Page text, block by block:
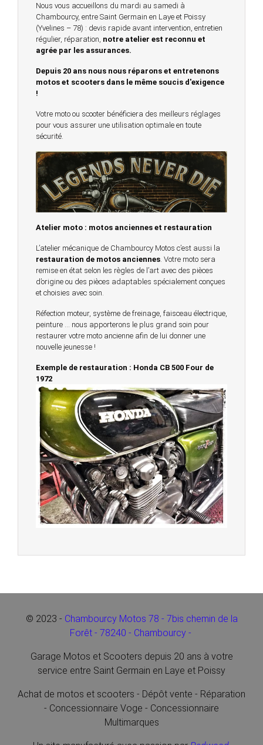
Nous vous accueillons du mardi au samedi à
Chambourcy, entre Saint Germain en Laye et Poissy
(Yvelines – 78) : devis rapide avant intervention, entretien
régulier, réparation, notre atelier est reconnu et
agrée par les assurances.
Depuis 20 ans nous nous réparons et entretenons
motos et scooters dans le même soucis d'exigence
!
Votre moto ou scooter bénéficiera des meilleurs réglages
pour vous assurer une utilisation optimale en toute
sécurité.
Atelier moto : motos anciennes et restauration
L’atelier mécanique de Chambourcy Motos c’est aussi la
restauration de motos anciennes . Votre moto sera
remise en état selon les règles de l’art avec des pièces
d’origine ou des pièces adaptables spécialement conçues
et choisies avec soin.
Réfection moteur, système de freinage, faisceau électrique,
peinture … nous apporterons le plus grand soin pour
restaurer votre moto ancienne afin de lui donner une
nouvelle jeunesse !
Exemple de restauration : Honda CB 500 Four de
1972
© 2023 - Chambourcy Motos 78 - 7bis chemin de la
Forêt - 78240 - Chambourcy -
Garage Motos et Scooters depuis 20 ans à votre
service entre Saint Germain en Laye et Poissy
Achat de motos et scooters - Dépôt vente - Réparation
- Concessionnaire Voge - Concessionnaire
Multimarques